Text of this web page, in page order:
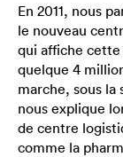
En 2011, nous
le nouveau
qui affiche cette
quelque 4
marche, sous la
nous explique
de centre
comme la